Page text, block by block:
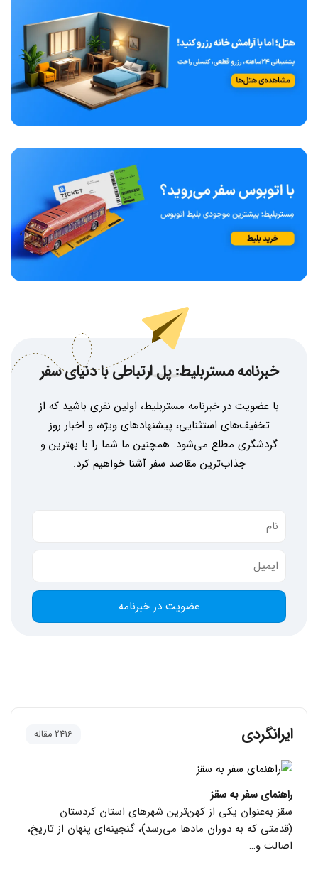
خبرنامه مستربلیط: پل ارتباطی با دنیای سفر
با عضویت در خبرنامه مستربلیط، اولین نفری باشید که از
تخفیف‌های استثنایی، پیشنهادهای ویژه، و اخبار روز
گردشگری مطلع می‌شود. همچنین ما شما را با بهترین و
جذاب‌ترین مقاصد سفر آشنا خواهیم کرد.
ایرانگردی 2416 مقاله
راهنمای سفر به سقز
سقز به‌عنوان یکی از کهن‌ترین شهرهای استان کردستان
(قدمتی که به دوران مادها می‌رسد)، گنجینه‌ای پنهان از تاریخ،
اصالت و…